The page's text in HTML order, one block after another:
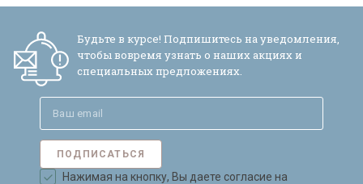
Будьте в курсе! Подпишитесь на уведомления,
чтобы вовремя узнать о наших акциях и
специальных предложениях.
ПОДПИСАТЬСЯ
Нажимая на кнопку, Вы даете согласие на